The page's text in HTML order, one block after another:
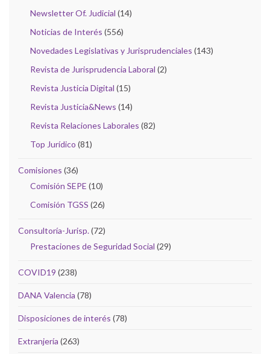
Newsletter Of. Judicial (14)
Noticias de Interés (556)
Novedades Legislativas y Jurisprudenciales (143)
Revista de Jurisprudencia Laboral (2)
Revista Justicia Digital (15)
Revista Justicia&News (14)
Revista Relaciones Laborales (82)
Top Jurídico (81)
Comisiones (36)
Comisión SEPE (10)
Comisión TGSS (26)
Consultoría-Jurisp.(72)
Prestaciones de Seguridad Social (29)
COVID19 (238)
DANA Valencia (78)
Disposiciones de interés (78)
Extranjería (263)